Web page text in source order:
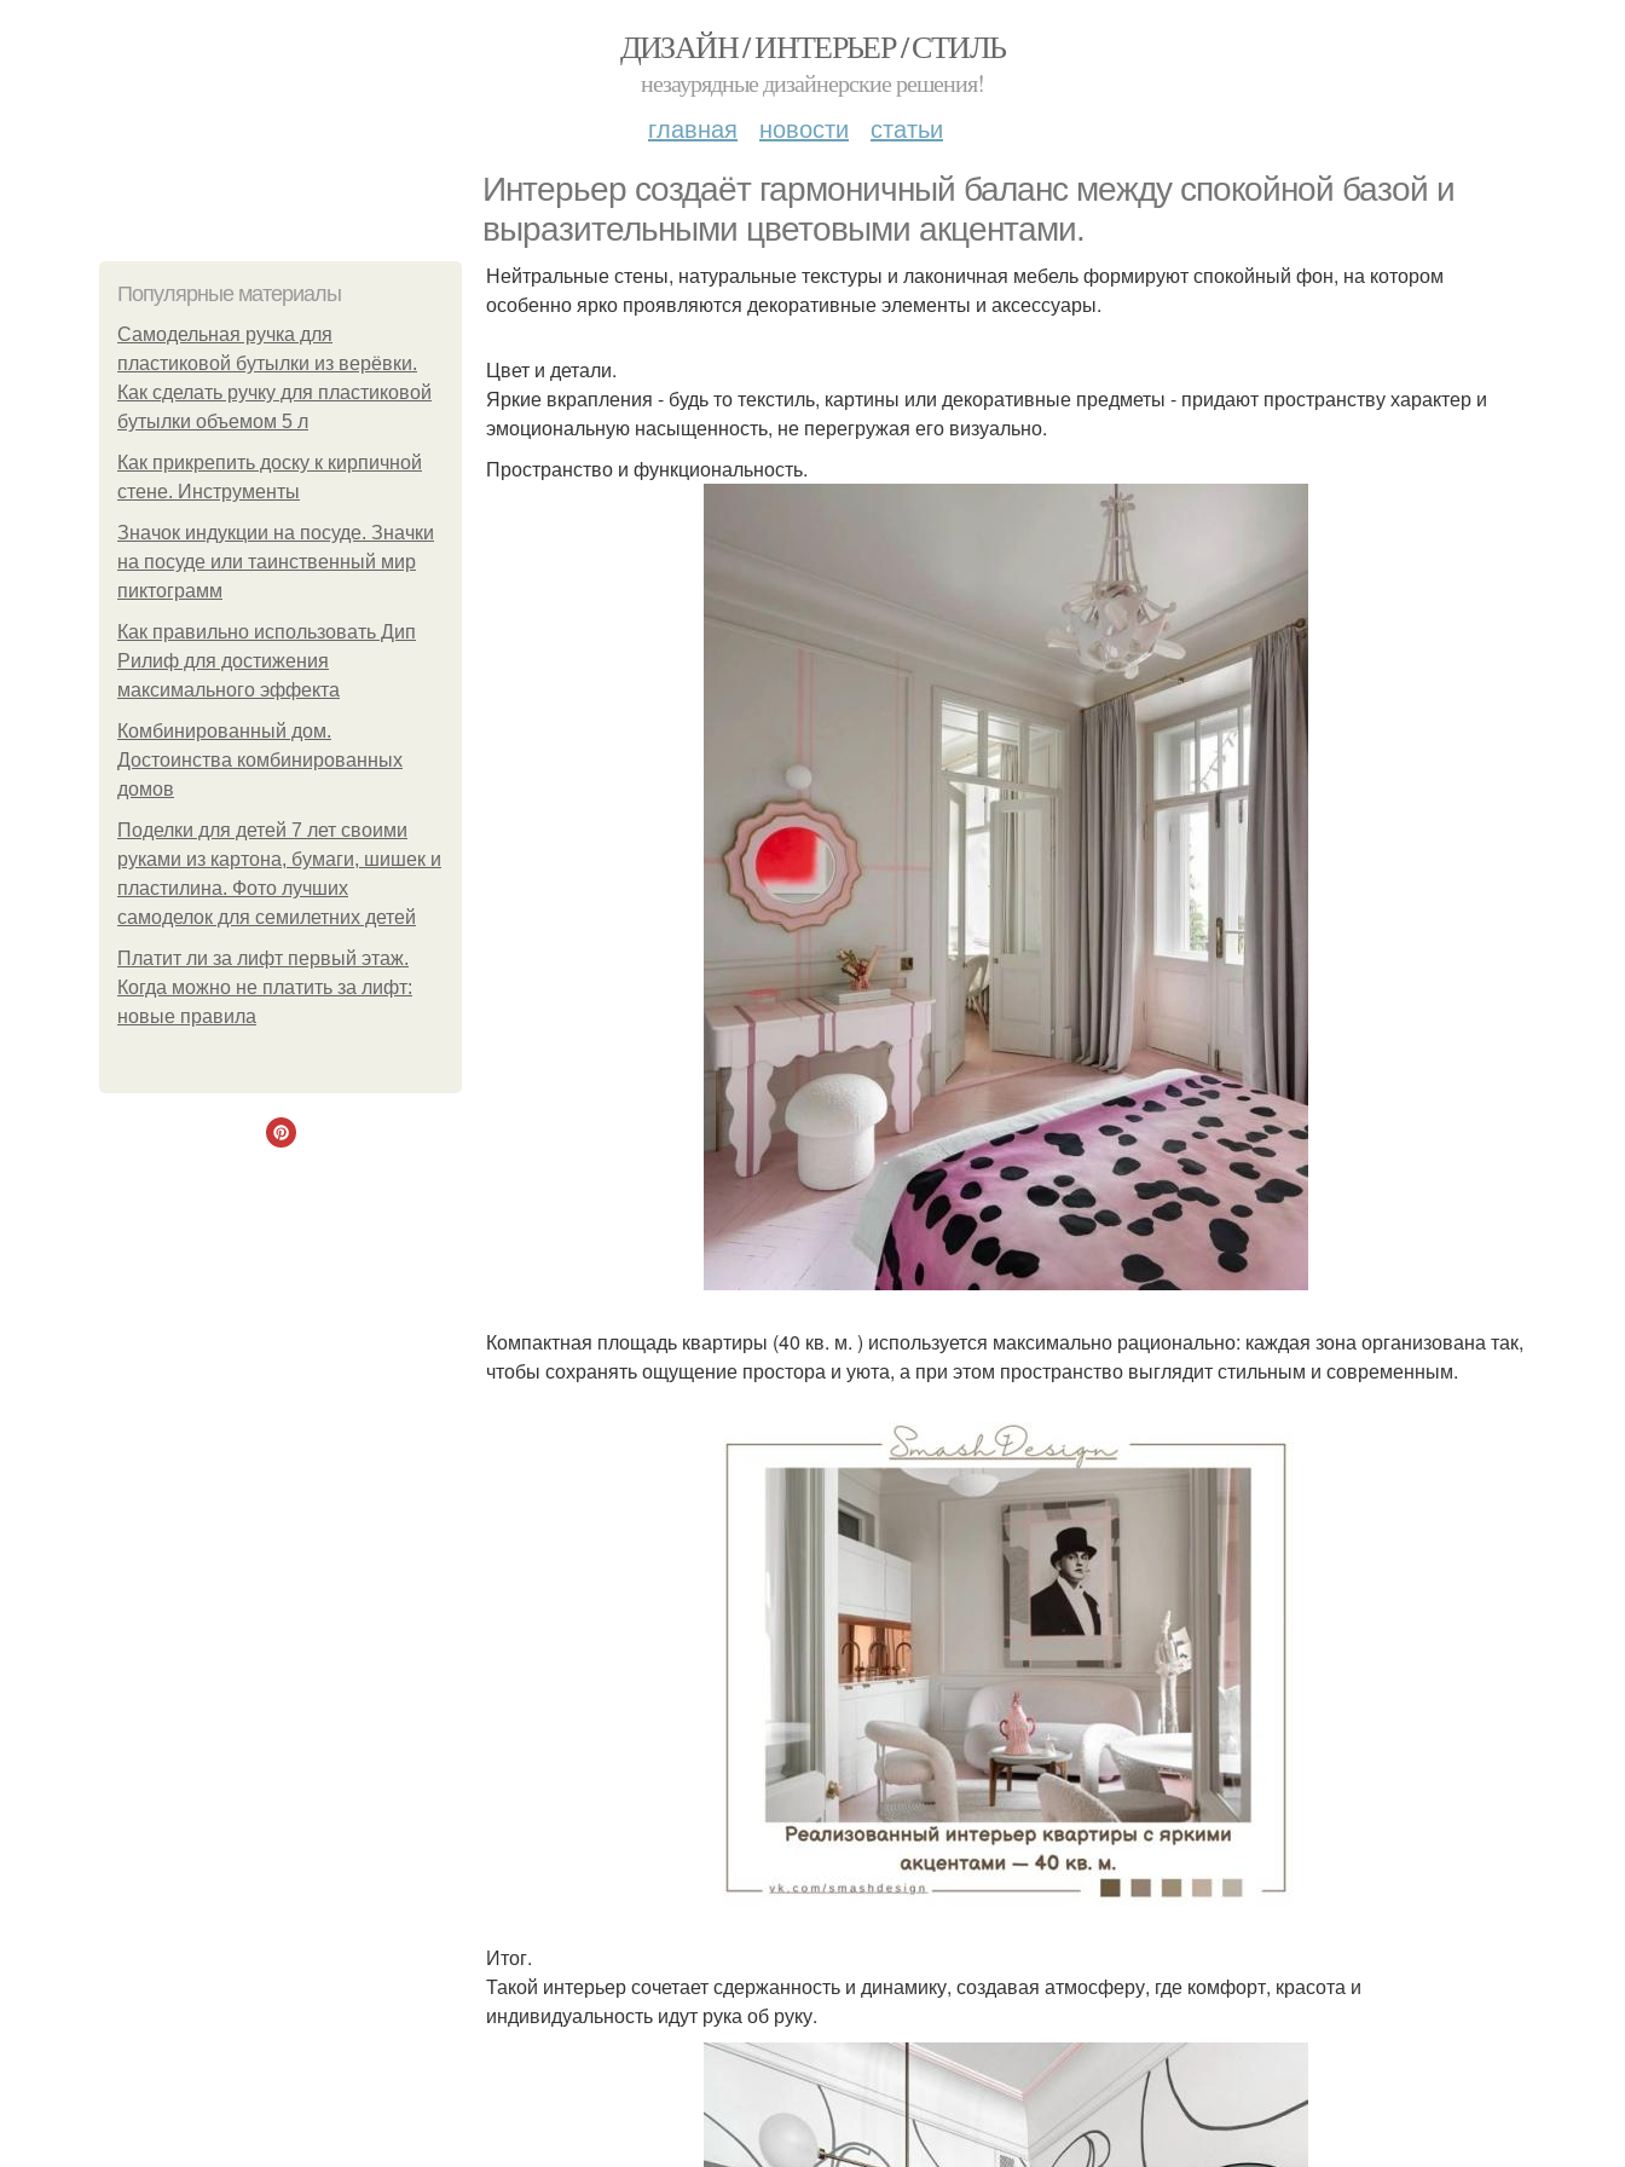
ДИЗАЙН / ИНТЕРЬЕР / СТИЛЬ
незаурядные дизайнерские решения!
главная новости статьи
Интерьер создаёт гармоничный баланс между спокойной базой и
выразительными цветовыми акцентами.
Популярные материалы
Самодельная ручка для
пластиковой бутылки из верёвки.
Как сделать ручку для пластиковой
бутылки объемом 5 л
Как прикрепить доску к кирпичной
стене. Инструменты
Значок индукции на посуде. Значки
на посуде или таинственный мир
пиктограмм
Как правильно использовать Дип
Рилиф для достижения
максимального эффекта
Комбинированный дом.
Достоинства комбинированных
домов
Поделки для детей 7 лет своими
руками из картона, бумаги, шишек и
пластилина. Фото лучших
самоделок для семилетних детей
Платит ли за лифт первый этаж.
Когда можно не платить за лифт:
новые правила
Нейтральные стены, натуральные текстуры и лаконичная мебель формируют спокойный фон, на котором
особенно ярко проявляются декоративные элементы и аксессуары.
Цвет и детали.
Яркие вкрапления - будь то текстиль, картины или декоративные предметы - придают пространству характер и
эмоциональную насыщенность, не перегружая его визуально.
Пространство и функциональность.
Компактная площадь квартиры (40 кв. м. ) используется максимально рационально: каждая зона организована так,
чтобы сохранять ощущение простора и уюта, а при этом пространство выглядит стильным и современным.
Итог.
Такой интерьер сочетает сдержанность и динамику, создавая атмосферу, где комфорт, красота и
индивидуальность идут рука об руку.